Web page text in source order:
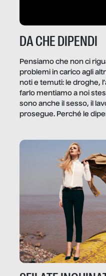
DA CHE DIPENDI
Pensiamo che non ci
problemi in carico agli
noti e temuti: le droghe,
farlo mentiamo a noi
sono anche il sesso, il
prosegue. Perché le
trae un guadagno. In
quale e come.